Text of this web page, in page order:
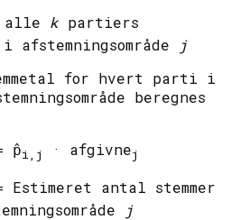
alle k partiers
afstemningsområde
j
for hvert parti i
beregnes
p̂i,j · afgivnej
Estimeret antal stemmer
j